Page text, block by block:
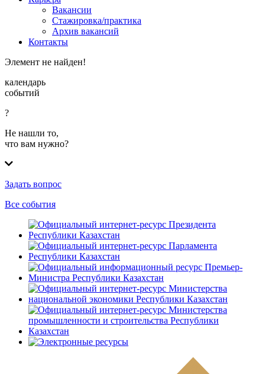
Вакансии
Стажировка/практика
Архив вакансий
Контакты
Элемент не найден!
календарь
событий
?
Не нашли то,
что вам нужно?
Задать вопрос
Все события